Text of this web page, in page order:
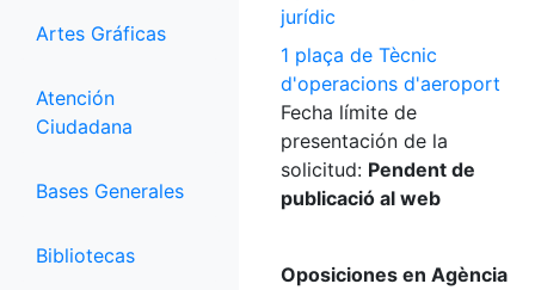
Artes Gráficas
Atención
Ciudadana
Bases Generales
Bibliotecas
jurídic
1 plaça de Tècnic
d'operacions d'aeroport
Fecha límite de
presentación de la
solicitud: Pendent de
publicació al web
Oposiciones en Agència